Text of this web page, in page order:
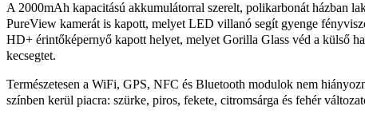
A 2000mAh kapacitású akkumulátorral szerelt, polikarbonát házban
PureView kamerát is kapott, melyet LED villanó segít gyenge
HD+ érintőképernyő kapott helyet, melyet Gorilla Glass véd a külső
kecsegtet.
Természetesen a WiFi, GPS, NFC és Bluetooth modulok nem
színben kerül piacra: szürke, piros, fekete, citromsárga és fehér